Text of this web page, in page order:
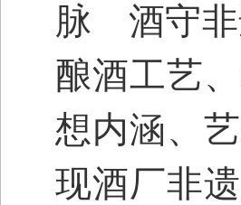
脉 酒守非
酿酒工艺
想内涵、
现酒厂非